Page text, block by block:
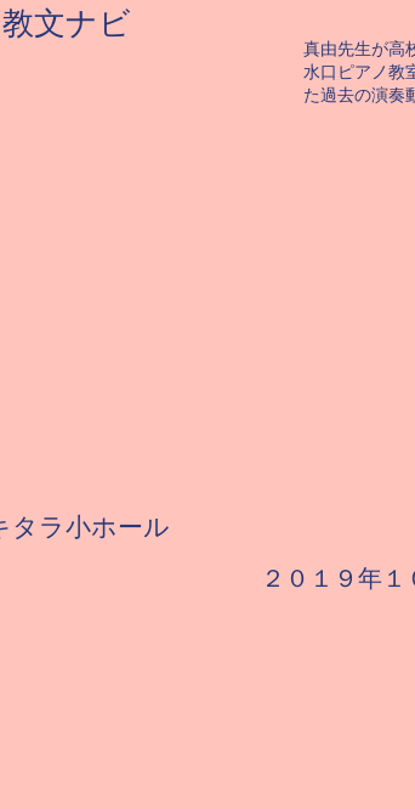
文ナビ
真由先生が高
水口ピアノ教
た過去の演奏
タラ小ホール
２０１９年